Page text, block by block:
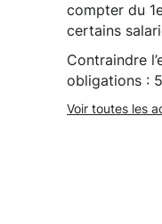
compter du
certains
Contraindre
obligations :
Voir toutes les